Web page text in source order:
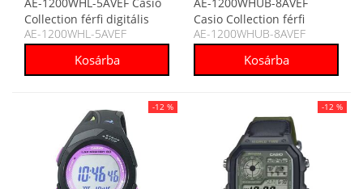
AE-1200WHL-5AVEF Casio
Collection férfi digitális
karóra
AE-1200WHL-5AVEF
AE-1200WHUB-8AVEF
Casio Collection férfi
digitális karóra
AE-1200WHUB-8AVEF
-12 % -12 %